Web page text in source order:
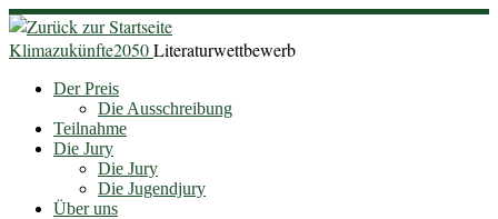
Zum
Inhalt
springen
Klimazukünfte2050Literaturwettbewerb
Der Preis
Die Ausschreibung
Teilnahme
Die Jury
Die Jury
Die Jugendjury
Über uns